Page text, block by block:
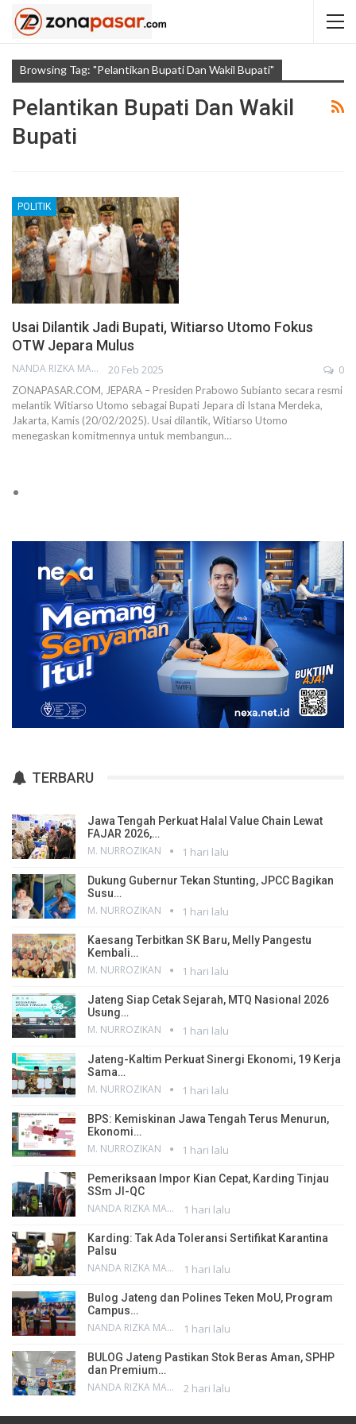
Browsing Tag: "Pelantikan Bupati Dan Wakil Bupati"
Pelantikan Bupati Dan Wakil
Bupati
POLITIK
Usai Dilantik Jadi Bupati, Witiarso Utomo Fokus
OTW Jepara Mulus
NANDA RIZKA MAHENDRA 20 Feb 2025 0
ZONAPASAR.COM, JEPARA – Presiden Prabowo Subianto secara resmi
melantik Witiarso Utomo sebagai Bupati Jepara di Istana Merdeka,
Jakarta, Kamis (20/02/2025). Usai dilantik, Witiarso Utomo
menegaskan komitmennya untuk membangun…
TERBARU
Jawa Tengah Perkuat Halal Value Chain Lewat
FAJAR 2026,…
M. NURROZIKAN 1 hari lalu
Dukung Gubernur Tekan Stunting, JPCC Bagikan
Susu…
M. NURROZIKAN 1 hari lalu
Kaesang Terbitkan SK Baru, Melly Pangestu
Kembali…
M. NURROZIKAN 1 hari lalu
Jateng Siap Cetak Sejarah, MTQ Nasional 2026
Usung…
M. NURROZIKAN 1 hari lalu
Jateng-Kaltim Perkuat Sinergi Ekonomi, 19 Kerja
Sama…
M. NURROZIKAN 1 hari lalu
BPS: Kemiskinan Jawa Tengah Terus Menurun,
Ekonomi…
M. NURROZIKAN 1 hari lalu
Pemeriksaan Impor Kian Cepat, Karding Tinjau
SSm JI-QC
NANDA RIZKA MAHENDRA 1 hari lalu
Karding: Tak Ada Toleransi Sertifikat Karantina
Palsu
NANDA RIZKA MAHENDRA 1 hari lalu
Bulog Jateng dan Polines Teken MoU, Program
Campus…
NANDA RIZKA MAHENDRA 1 hari lalu
BULOG Jateng Pastikan Stok Beras Aman, SPHP
dan Premium…
NANDA RIZKA MAHENDRA 2 hari lalu